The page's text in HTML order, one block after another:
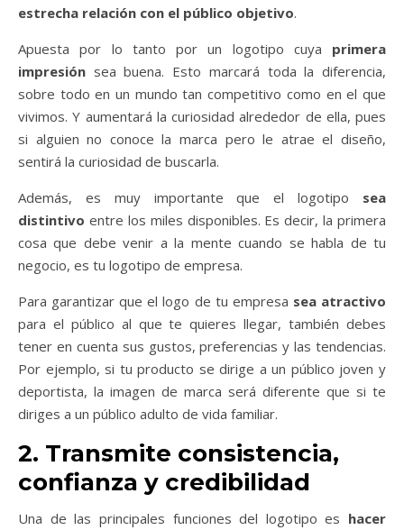
estrecha relación con el público objetivo.
Apuesta por lo tanto por un logotipo cuya primera
impresión sea buena. Esto marcará toda la diferencia,
sobre todo en un mundo tan competitivo como en el que
vivimos. Y aumentará la curiosidad alrededor de ella, pues
si alguien no conoce la marca pero le atrae el diseño,
sentirá la curiosidad de buscarla.
Además, es muy importante que el logotipo sea
distintivo entre los miles disponibles. Es decir, la primera
cosa que debe venir a la mente cuando se habla de tu
negocio, es tu logotipo de empresa.
Para garantizar que el logo de tu empresa sea atractivo
para el público al que te quieres llegar, también debes
tener en cuenta sus gustos, preferencias y las tendencias.
Por ejemplo, si tu producto se dirige a un público joven y
deportista, la imagen de marca será diferente que si te
diriges a un público adulto de vida familiar.
2. Transmite consistencia,
confianza y credibilidad
Una de las principales funciones del logotipo es hacer